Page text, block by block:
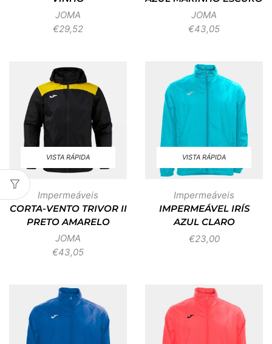
JOMA
€29,52
JOMA
€43,05
VISTA RÁPIDA
Impermeáveis
CORTA-VENTO TRIVOR II
PRETO AMARELO
JOMA
€43,05
VISTA RÁPIDA
Impermeáveis
IMPERMEÁVEL IRÍS
AZUL CLARO
€23,00